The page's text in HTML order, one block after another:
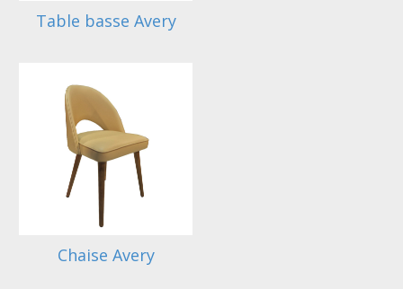
Table basse Avery
Chaise Avery